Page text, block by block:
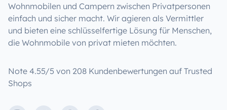
Wohnmobilen und Campern zwischen Privatpersonen
einfach und sicher macht. Wir agieren als Vermittler
und bieten eine schlüsselfertige Lösung für Menschen,
die Wohnmobile von privat mieten möchten.
Note 4.55/5 von 208 Kundenbewertungen auf Trusted
Shops